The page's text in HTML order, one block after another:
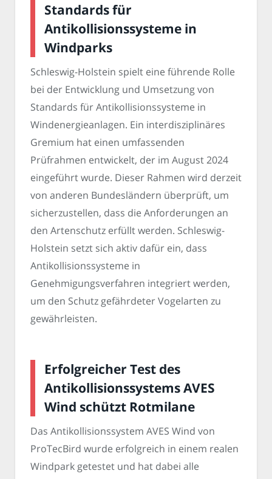
Standards für
Antikollisionssysteme in
Windparks
Schleswig-Holstein spielt eine führende Rolle
bei der Entwicklung und Umsetzung von
Standards für Antikollisionssysteme in
Windenergieanlagen. Ein interdisziplinäres
Gremium hat einen umfassenden
Prüfrahmen entwickelt, der im August 2024
eingeführt wurde. Dieser Rahmen wird derzeit
von anderen Bundesländern überprüft, um
sicherzustellen, dass die Anforderungen an
den Artenschutz erfüllt werden. Schleswig-
Holstein setzt sich aktiv dafür ein, dass
Antikollisionssysteme in
Genehmigungsverfahren integriert werden,
um den Schutz gefährdeter Vogelarten zu
gewährleisten.
Erfolgreicher Test des
Antikollisionssystems AVES
Wind schützt Rotmilane
Das Antikollisionssystem AVES Wind von
ProTecBird wurde erfolgreich in einem realen
Windpark getestet und hat dabei alle